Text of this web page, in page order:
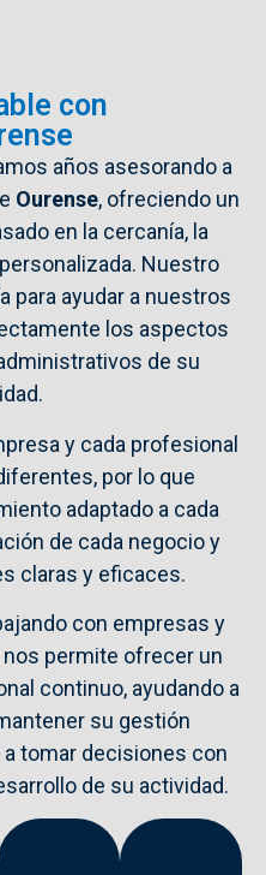
con
años asesorando a
Ourense, ofreciendo un
en la cercanía, la
personalizada. Nuestro
para ayudar a nuestros
los aspectos
de su
y cada profesional
por lo que
adaptado a cada
de cada negocioy
claras y eficaces.
con empresas y
nos permite ofrecer un
continuo, ayudando a
su gestión
a tomar decisiones con
de su actividad.